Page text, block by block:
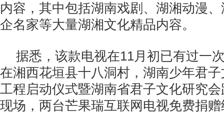
内容，其中包括湖南戏剧、湖湘动漫
企名家等大量湖湘文化精品内容。
据悉，该款电视在11月初已有过一
在湘西花垣县十八洞村，湖南少年君
工程启动仪式暨湖南省君子文化研究
现场，两台芒果瑞互联网电视免费捐